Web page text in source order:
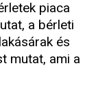
piaca
a bérleti
és
mutat, ami a